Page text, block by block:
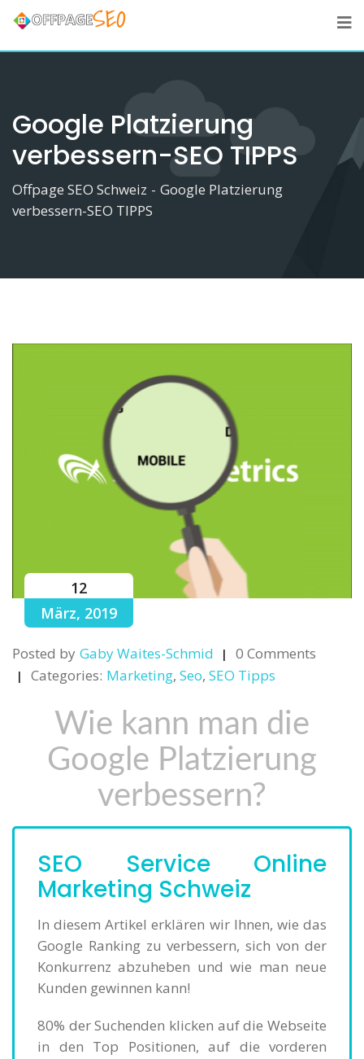
Skip
content
Google Platzierung
verbessern-SEO TIPPS
Offpage SEO Schweiz - Google Platzierung
verbessern-SEO TIPPS
12
März, 2019
Posted by Gaby Waites-Schmid
0 Comments
Categories: Marketing, Seo, SEO Tipps
Wie kann man die
Google Platzierung
verbessern?
SEO Service Online
Marketing Schweiz
In diesem Artikel erklären wir Ihnen, wie das
Google Ranking zu verbessern, sich von der
Konkurrenz abzuheben und wie man neue
Kunden gewinnen kann!
80% der Suchenden klicken auf die Webseite
in den Top Positionen, auf die vorderen